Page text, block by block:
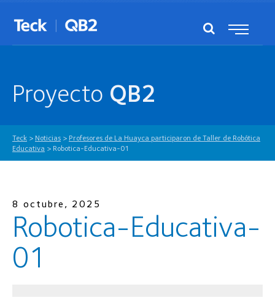
Proyecto QB2
Teck > Noticias > Profesores de La Huayca participaron de Taller de Robótica
Educativa > Robotica-Educativa-01
8 octubre, 2025
Robotica-Educativa-
01